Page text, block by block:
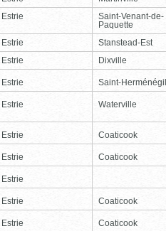
Estrie
Saint-Venant-de-
Paquette
Estrie
Stanstead-Est
Estrie Dixville
Estrie Saint-
Estrie Waterville
Estrie Coaticook
Estrie Coaticook
Estrie
Estrie Coaticook
Estrie Coaticook